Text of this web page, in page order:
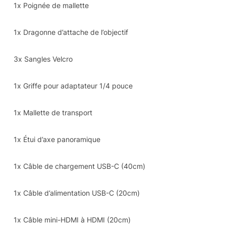
1x Poignée de mallette
1x Dragonne d’attache de l’objectif
3x Sangles Velcro
1x Griffe pour adaptateur 1/4 pouce
1x Mallette de transport
1x Étui d’axe panoramique
1x Câble de chargement USB-C (40cm)
1x Câble d’alimentation USB-C (20cm)
1x Câble mini-HDMI à HDMI (20cm)